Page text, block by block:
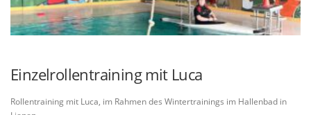
Einzelrollentraining mit Luca
Rollentraining mit Luca, im Rahmen des Wintertrainings im Hallenbad in